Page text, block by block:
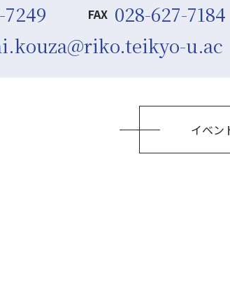
7249 FAX 028-627-7184
u.ac
イベン